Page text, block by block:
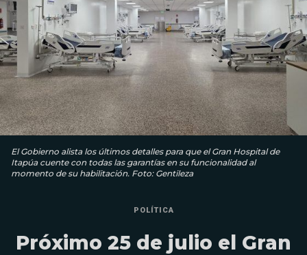
El Gobierno alista los últimos detalles para que el Gran Hospital de
Itapúa cuente con todas las garantías en su funcionalidad al
momento de su habilitación. Foto: Gentileza
POLÍTICA
Próximo 25 de julio el Gran